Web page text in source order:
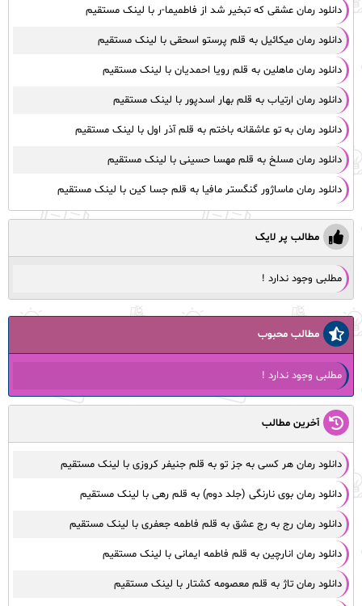
دانلود رمان عشقی که تبخیر شد از فاطمیما-ر با لینک مستقیم
دانلود رمان میکائیل به قلم پرستو اسحقی با لینک مستقیم
دانلود رمان ماهلین به قلم رویا احمدیان با لینک مستقیم
دانلود رمان ارتیاب به قلم بهار اسدپور با لینک مستقیم
دانلود رمان به تو عاشقانه باختم به قلم آذر اول با لینک مستقیم
دانلود رمان مسلخ به قلم مهسا حسینی با لینک مستقیم
دانلود رمان ماساژور گنگستر مافیا به قلم جسا کین با لینک مستقیم
مطالب پر لایک
مطلبی وجود ندارد !
مطالب محبوب
مطلبی وجود ندارد !
آخرین مطالب
دانلود رمان هر کسی به‌ جز تو به قلم جنیفر کروزی با لینک مستقیم
دانلود رمان بوی نارنگی (جلد دوم) به قلم رهی با لینک مستقیم
دانلود رمان رج به رج عشق به قلم فاطمه جعفری با لینک مستقیم
دانلود رمان انارچین به قلم فاطمه ایمانی با لینک مستقیم
دانلود رمان تاژ به قلم معصومه کشتار با لینک مستقیم